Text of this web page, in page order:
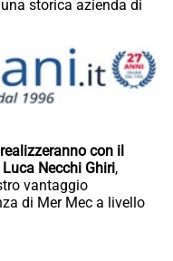
storica azienda di
con il
Necchi Ghiri,
vantaggio
di Mer Mec a livello